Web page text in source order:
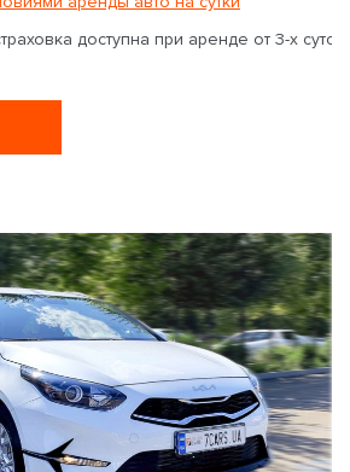
доступна при аренде от 3-х суток